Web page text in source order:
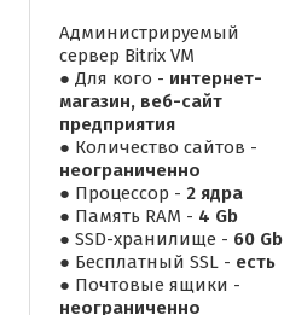
Администрируемый
сервер Bitrix VM
● Для кого - интернет-
магазин, веб-сайт
предприятия
● Количество сайтов -
неограниченно
● Процессор - 2 ядра
● Память RAM - 4 Gb
● SSD-хранилище - 60 Gb
● Бесплатный SSL - есть
● Почтовые ящики -
неограниченно